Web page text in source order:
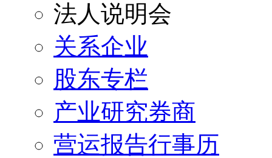
法人说明会
关系企业
股东专栏
产业研究券商
营运报告行事历